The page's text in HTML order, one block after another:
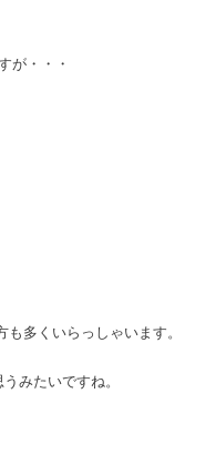
が・・・
多くいらっしゃいます。
みたいですね。